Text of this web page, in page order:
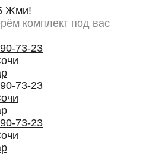
Жми!
комплект под вас